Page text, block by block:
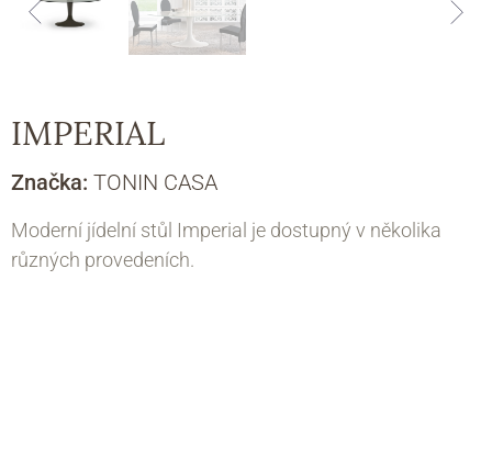
IMPERIAL
Značka: TONIN CASA
Moderní jídelní stůl Imperial je dostupný v několika
různých provedeních.